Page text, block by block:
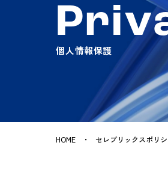
個人情報保護
HOME セレブリックスポリ